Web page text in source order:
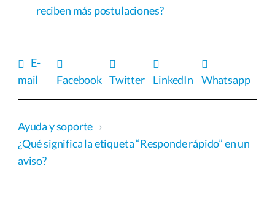
reciben más postulaciones?
E-
mail
Facebook Twitter LinkedIn Whatsapp
Ayuda y soporte ›
¿Qué significa la etiqueta “Responde rápido” en un
aviso?